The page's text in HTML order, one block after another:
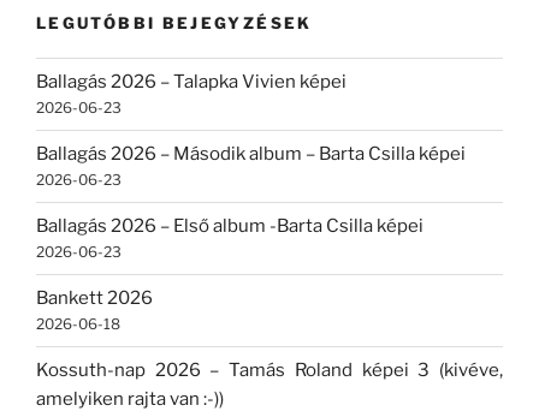
LEGUTÓBBI BEJEGYZÉSEK
Ballagás 2026 – Talapka Vivien képei
2026-06-23
Ballagás 2026 – Második album – Barta Csilla képei
2026-06-23
Ballagás 2026 – Első album -Barta Csilla képei
2026-06-23
Bankett 2026
2026-06-18
Kossuth-nap 2026 – Tamás Roland képei 3 (kivéve,
amelyiken rajta van :-))